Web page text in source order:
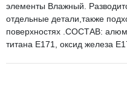
элементы Влажный.
отдельные детали,также
поверхностях .СОСТАВ:
титана Е171, оксид железа